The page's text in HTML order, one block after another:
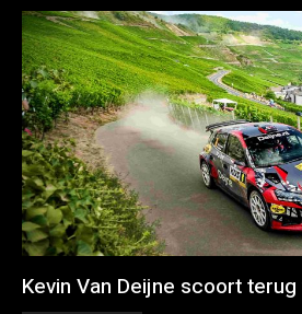
Kevin Van Deijne scoort